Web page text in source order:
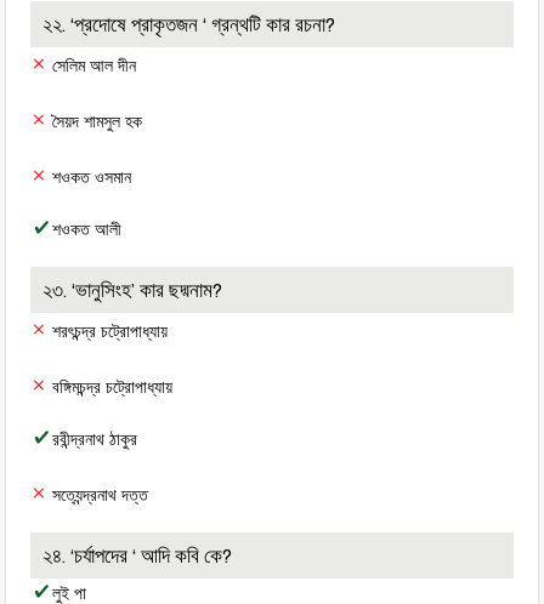
২২. ‘প্রদোষে প্রাকৃতজন ‘ গ্রন্থটি কার রচনা?
সেলিম আল দীন
সৈয়দ শামসুল হক
শওকত ওসমান
শওকত আলী
২৩. ‘ভানুসিংহ’ কার ছদ্মনাম?
শরৎচন্দ্র চট্রোপাধ্যায়
বঙ্গিমচন্দ্র চট্রোপাধ্যায়
রবীন্দ্রনাথ ঠাকুর
সত্যেন্দ্রনাথ দত্ত
২৪. ‘চর্যাপদের ‘ আদি কবি কে?
লুই পা